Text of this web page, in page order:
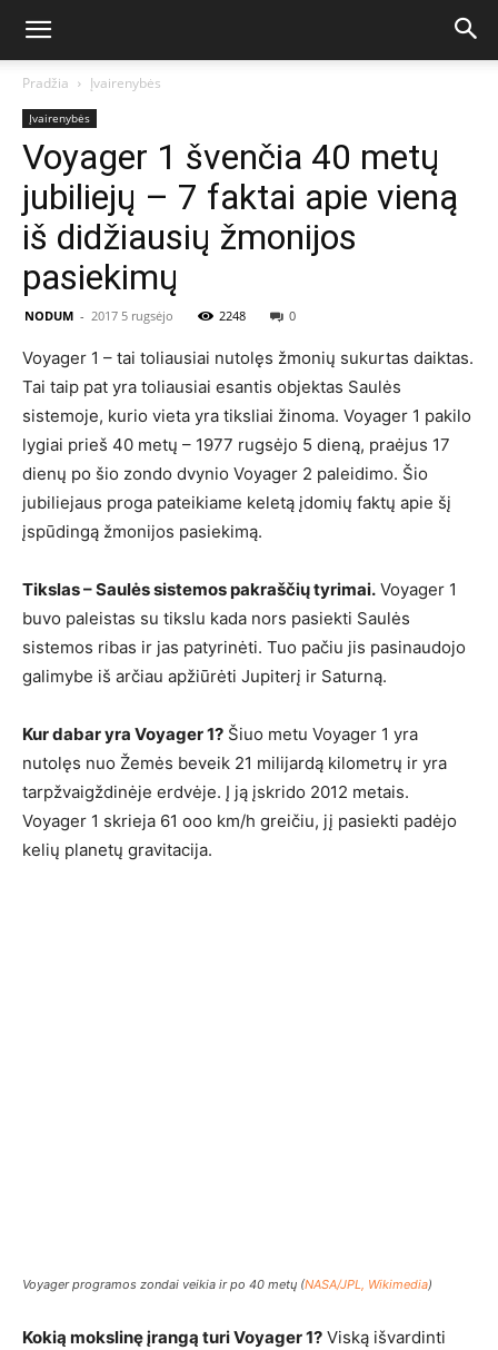
Pradžia Įvairenybės
Įvairenybės
Voyager 1 švenčia 40 metų
jubiliejų – 7 faktai apie vieną
iš didžiausių žmonijos
pasiekimų
NODUM - 2017 5 rugsėjo 2248 0
Voyager 1 – tai toliausiai nutolęs žmonių sukurtas daiktas.
Tai taip pat yra toliausiai esantis objektas Saulės
sistemoje, kurio vieta yra tiksliai žinoma. Voyager 1 pakilo
lygiai prieš 40 metų – 1977 rugsėjo 5 dieną, praėjus 17
dienų po šio zondo dvynio Voyager 2 paleidimo. Šio
jubiliejaus proga pateikiame keletą įdomių faktų apie šį
įspūdingą žmonijos pasiekimą.
Tikslas – Saulės sistemos pakraščių tyrimai. Voyager 1
buvo paleistas su tikslu kada nors pasiekti Saulės
sistemos ribas ir jas patyrinėti. Tuo pačiu jis pasinaudojo
galimybe iš arčiau apžiūrėti Jupiterį ir Saturną.
Kur dabar yra Voyager 1? Šiuo metu Voyager 1 yra
nutolęs nuo Žemės beveik 21 milijardą kilometrų ir yra
tarpžvaigždinėje erdvėje. Į ją įskrido 2012 metais.
Voyager 1 skrieja 61 ooo km/h greičiu, jį pasiekti padėjo
kelių planetų gravitacija.
Voyager programos zondai veikia ir po 40 metų (NASA/JPL, Wikimedia)
Kokią mokslinę įrangą turi Voyager 1? Viską išvardinti